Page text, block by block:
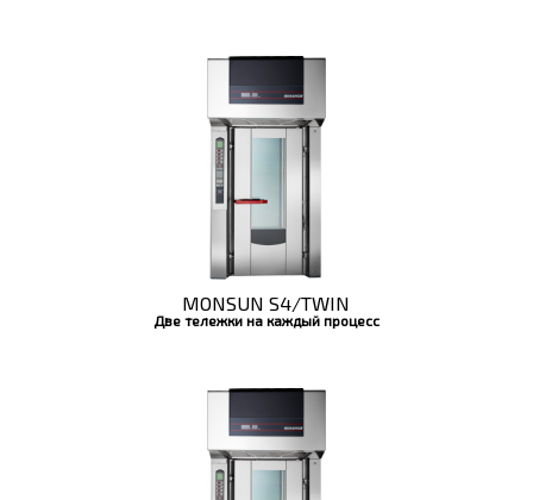
MONSUN S4/TWIN
Две тележки на каждый процесс